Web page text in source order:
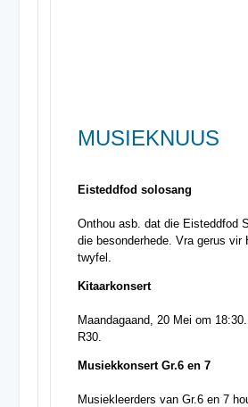
MUSIEKNUUS
Eisteddfod solosang
Onthou asb. dat die Eisteddfod
die besonderhede. Vra gerus vir
twyfel.
Kitaarkonsert
Maandagaand, 20 Mei om
R30.
Musiekkonsert Gr.6 en 7
Musiekleerders van Gr.6 en 7